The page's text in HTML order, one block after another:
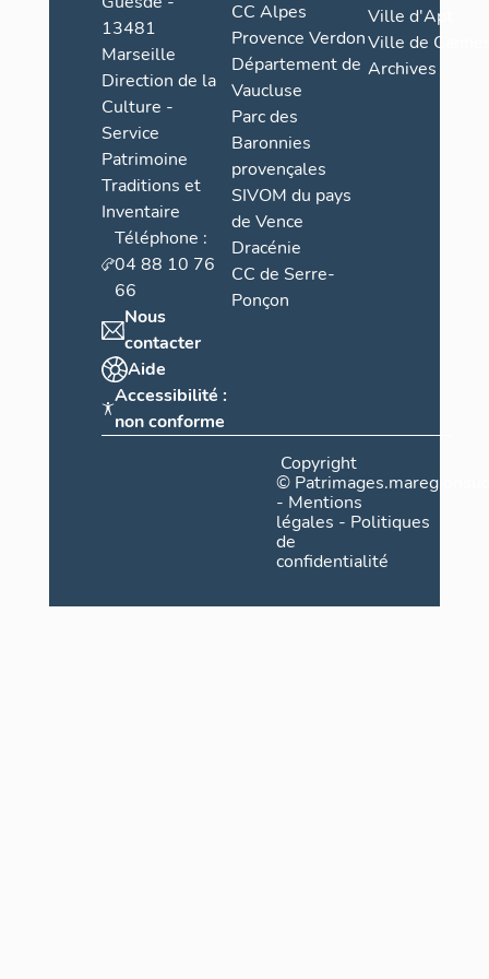
13481
Marseille
Direction de la
Culture -
Service
Patrimoine
Traditions et
Inventaire
Téléphone :
04 88 10 76
66
Nous
contacter
Aide
Accessibilité :
non conforme
CC Alpes
Provence Verdon
Département de
Vaucluse
Parc des
Baronnies
provençales
SIVOM du pays
de Vence
Dracénie
CC de Serre-
Ponçon
Ville d'Apt
Ville de
Archives
Copyright
©
- Mentions
légales - Politiques
de
confidentialité